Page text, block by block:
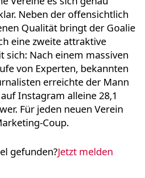
Neben der offensichtlich
Qualität bringt der Goalie
eine zweite attraktive
sich: Nach einem massiven
von Experten, bekannten
erreichte der Mann
Instagram alleine 28,1
Für jeden neuen Verein
Coup.
gefunden?Jetzt melden